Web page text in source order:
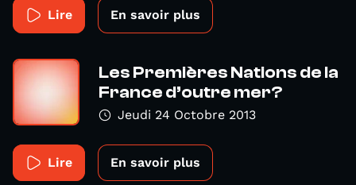
Lire En savoir plus
Les Premières Nations de la
France d’outre mer?
Jeudi 24 Octobre 2013
Lire En savoir plus